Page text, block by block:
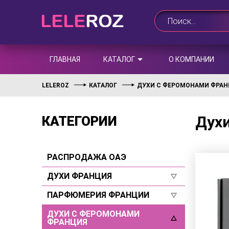
ГЛАВНАЯ КАТАЛОГ О КОМПАНИИ
LELEROZ КАТАЛОГ ДУХИ С ФЕРОМОНАМИ
КАТЕГОРИИ
РАСПРОДАЖА ОАЭ
ДУХИ ФРАНЦИЯ
Для женщин
Для мужчин
Селективы
ПАРФЮМЕРИЯ ФРАНЦИИ
Для женщин
ДУХИ С ФЕРОМОНАМИ
ФРАНЦИЯ